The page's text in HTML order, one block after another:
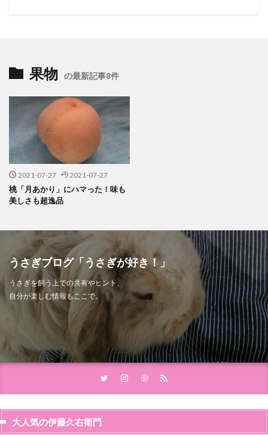
果物 の最新記事8件
2021-07-27 2021-07-27
桃「月あかり」にハマった！味も
美しさも超逸品
うさぎブログ「うさぎが好き！」
うさぎを飼う上での共有やヒント、
自分が楽しむ情報もここで。
大人気の伊藤久右衛門